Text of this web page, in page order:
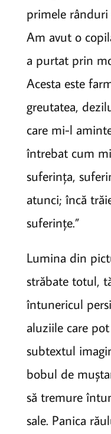
primele rânduri
Am avut o
a purtat prin
Acesta este
greutatea,
care mi-l
întrebat cum
suferința,
atunci; încă
suferințe.”
Lumina din
străbate totul,
întunericul
aluziile care
subtextul
bobul de
să tremure
sale. Panica